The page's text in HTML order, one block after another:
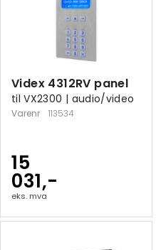
Videx 4312RV panel
til VX2300 | audio/video
Varenr 113534
15
031,-
eks. mva